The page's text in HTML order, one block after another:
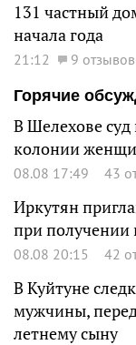
131 частный
начала года
21:12
9 отзывов
Горячие
В Шелехове
колонии
08.08 17:49 43
Иркутян
при получении
08.08 20:15 42
В Куйтуне
мужчины,
летнему сыну